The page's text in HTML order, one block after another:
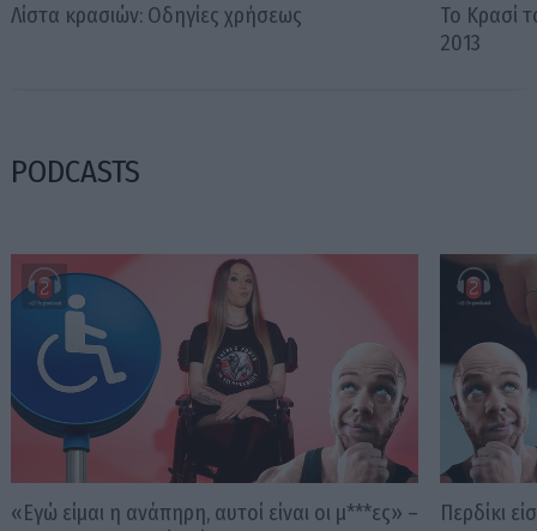
Λίστα κρασιών: Οδηγίες χρήσεως
Το Κρασί
2013
PODCASTS
«Εγώ είμαι η ανάπηρη, αυτοί είναι οι μ***ες» –
Περδίκι